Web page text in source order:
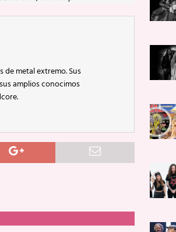
metal extremo. Sus
amplios conocimos